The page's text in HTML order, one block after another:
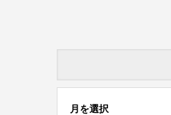
月を選択